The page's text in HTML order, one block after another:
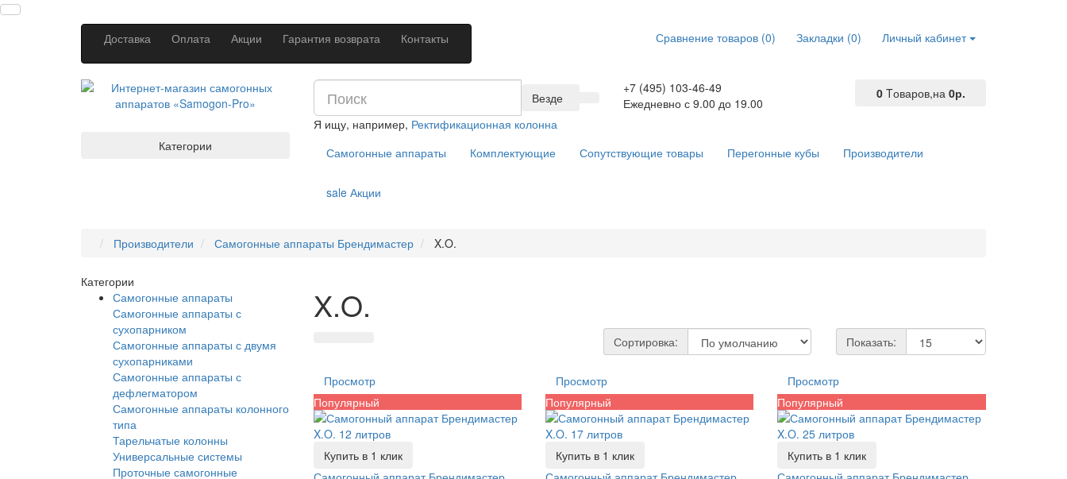
Доставка Оплата Акции Гарантия возврата Контакты Личный кабинет
Закладки (0)
Сравнение товаров (0)
+7 (495) 103-46-49
Ежедневно с 9.00 до 19.00
0 Tоваров,на 0р.
Везде
Я ищу, например, Ректификационная колонна
Самогонные аппараты
Комплектующие Сопутствующие товары Перегонные кубы Производители
saleАкции
Категории
Производители Самогонные аппараты Брендимастер X.O.
Категории
Самогонные аппараты
Самогонные аппараты с
сухопарником
Самогонные аппараты с двумя
сухопарниками
Самогонные аппараты с
дефлегматором
Самогонные аппараты колонного
типа
Тарельчатые колонны
Универсальные системы
Проточные самогонные
X.O.
Сортировка: Показать:
Просмотр
Популярный
Купить в 1 клик
Просмотр
Популярный
Купить в 1 клик
Просмотр
Популярный
Купить в 1 клик